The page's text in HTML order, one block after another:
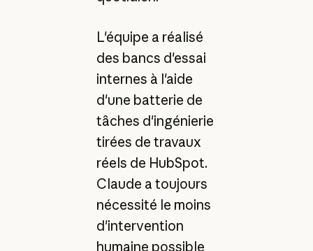
L'équipe a réalisé
des bancs d'essai
internes à l'aide
d'une batterie de
tâches d'ingénierie
tirées de travaux
réels de HubSpot.
Claude a toujours
nécessité le moins
d'intervention
humaine possible